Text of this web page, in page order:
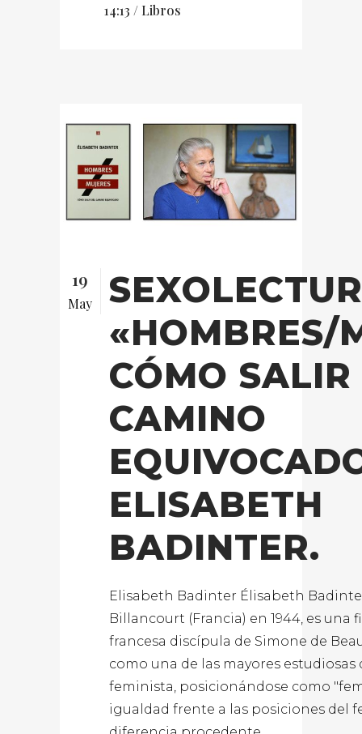
14:13 / Libros
19
May
«HOMBRES/
CÓMO
CAMINO
ELISABETH
BADINTER.
Elisabeth Badinter Élisabeth
Billancourt (Francia) en 1944, es una
francesa discípula de Simone de
como una de las mayores
feminista, posicionándose como
igualdad frente a las posiciones del